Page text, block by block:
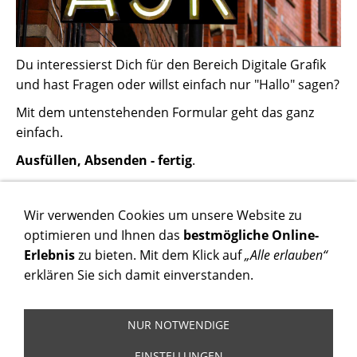
Du interessierst Dich für den Bereich Digitale Grafik
und hast Fragen oder willst einfach nur "Hallo" sagen?
Mit dem untenstehenden Formular geht das ganz
einfach.
Ausfüllen, Absenden - fertig.
schnell wie möglich - versprochen.
Dieser Inhalt kann leider nicht angezeigt werden,
da Sie der Speicherung der für die Darstellung
DIESEN COOKIE ZULASSEN
Wir verwenden Cookies um unsere Website zu
optimieren und Ihnen das bestmögliche Online-
Erlebniszu bieten. Mit dem Klick auf„Alle erlauben“
erklären Sie sich damit einverstanden.
NUR NOTWENDIGE